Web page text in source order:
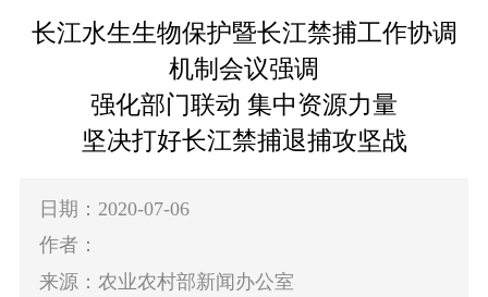
长江水生生物保护暨长江禁捕工作协调
机制会议强调
强化部门联动 集中资源力量
坚决打好长江禁捕退捕攻坚战
日期：2020-07-06
作者：
来源：农业农村部新闻办公室